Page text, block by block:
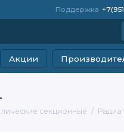
Поддержка
Акции
секционные